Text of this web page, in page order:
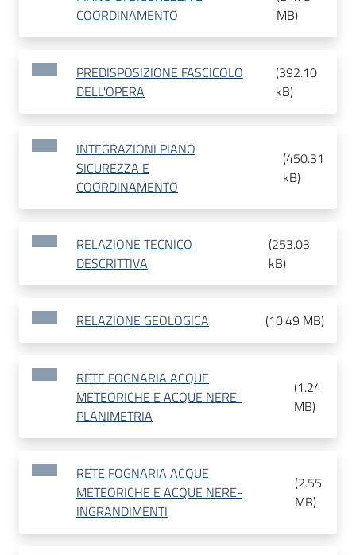
COORDINAMENTO
MB)
PREDISPOSIZIONE FASCICOLO
DELL'OPERA
(392.10
kB)
INTEGRAZIONI PIANO
SICUREZZA E
COORDINAMENTO
(450.31
kB)
RELAZIONE TECNICO
DESCRITTIVA
(253.03
kB)
RELAZIONE GEOLOGICA (10.49 MB)
RETE FOGNARIA ACQUE
METEORICHE E ACQUE NERE-
PLANIMETRIA
(1.24
MB)
RETE FOGNARIA ACQUE
METEORICHE E ACQUE NERE-
INGRANDIMENTI
(2.55
MB)